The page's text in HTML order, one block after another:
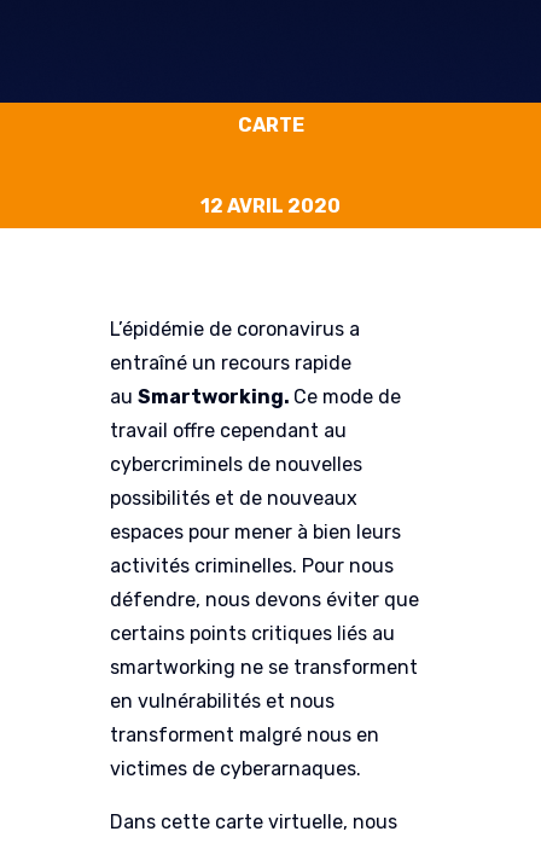
CARTE
12 AVRIL 2020
L’épidémie de coronavirus a
entraîné un recours rapide
au Smartworking. Ce mode de
travail offre cependant au
cybercriminels de nouvelles
possibilités et de nouveaux
espaces pour mener à bien leurs
activités criminelles. Pour nous
défendre, nous devons éviter que
certains points critiques liés au
smartworking ne se transforment
en vulnérabilités et nous
transforment malgré nous en
victimes de cyberarnaques.
Dans cette carte virtuelle, nous